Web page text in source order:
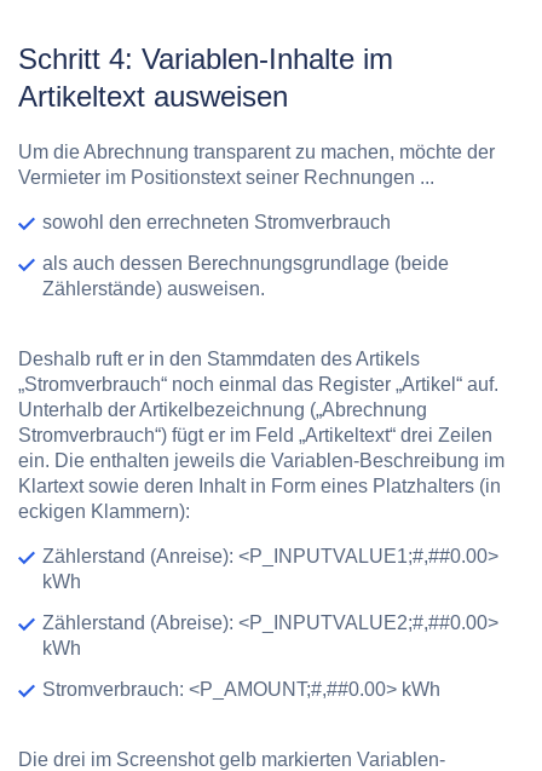
Schritt 4: Variablen-Inhalte im
Artikeltext ausweisen
Um die Abrechnung transparent zu machen, möchte der
Vermieter im Positionstext seiner Rechnungen ...
sowohl den errechneten Stromverbrauch
als auch dessen Berechnungsgrundlage (beide
Zählerstände) ausweisen.
Deshalb ruft er in den Stammdaten des Artikels
„Stromverbrauch“ noch einmal das Register „Artikel“ auf.
Unterhalb der Artikelbezeichnung („Abrechnung
Stromverbrauch“) fügt er im Feld „Artikeltext“ drei Zeilen
ein. Die enthalten jeweils die Variablen-Beschreibung im
Klartext sowie deren Inhalt in Form eines Platzhalters (in
eckigen Klammern):
Zählerstand (Anreise): <P_INPUTVALUE1;#,##0.00>
kWh
Zählerstand (Abreise): <P_INPUTVALUE2;#,##0.00>
kWh
Stromverbrauch: <P_AMOUNT;#,##0.00> kWh
Die drei im Screenshot gelb markierten Variablen-